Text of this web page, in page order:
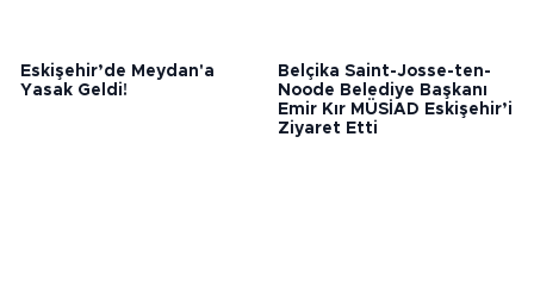
Eskişehir’de Meydan'a
Yasak Geldi!
Belçika Saint-Josse-ten-
Noode Belediye Başkanı
Emir Kır MÜSİAD Eskişehir’i
Ziyaret Etti